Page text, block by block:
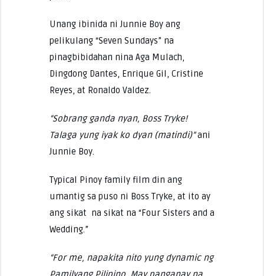
Unang ibinida ni Junnie Boy ang
pelikulang “Seven Sundays” na
pinagbibidahan nina Aga Mulach,
Dingdong Dantes, Enrique Gil, Cristine
Reyes, at Ronaldo Valdez.
“Sobrang ganda nyan, Boss Tryke!
Talaga yung iyak ko dyan (matindi)”ani
Junnie Boy.
Typical Pinoy family film din ang
umantig sa puso ni Boss Tryke, at ito ay
ang sikat na sikat na “Four Sisters and a
Wedding.”
“For me, napakita nito yung dynamic ng